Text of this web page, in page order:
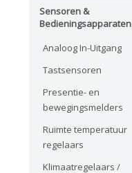
Sensoren &
Bedieningsapparaten
Analoog In-Uitgang
Tastsensoren
Presentie- en
bewegingsmelders
Ruimte temperatuur
regelaars
Klimaatregelaars /